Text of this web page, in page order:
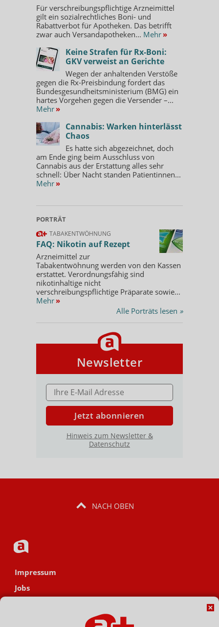
Für verschreibungspflichtige Arzneimittel
gilt ein sozialrechtliches Boni- und
Rabattverbot für Apotheken. Das betrifft
zwar auch Versandapotheken... Mehr »
Keine Strafen für Rx-Boni:
GKV verweist an Gerichte
Wegen der anhaltenden Verstöße
gegen die Rx-Preisbindung fordert das
Bundesgesundheitsministerium (BMG) ein
hartes Vorgehen gegen die Versender –...
Mehr »
Cannabis: Warken hinterlässt
Chaos
Es hatte sich abgezeichnet, doch
am Ende ging beim Ausschluss von
Cannabis aus der Erstattung alles sehr
schnell: Über Nacht standen Patientinnen...
Mehr »
PORTRÄT
TABAKENTWÖHNUNG
FAQ: Nikotin auf Rezept
Arzneimittel zur
Tabakentwöhnung werden von den Kassen
erstattet. Verordnungsfähig sind
nikotinhaltige nicht
verschreibungspflichtige Präparate sowie...
Mehr »
Alle Porträts lesen »
Newsletter
E-MAIL ADRESSE
Jetzt abonnieren
Hinweis zum Newsletter &
Datenschutz
NACH OBEN
Impressum
Jobs